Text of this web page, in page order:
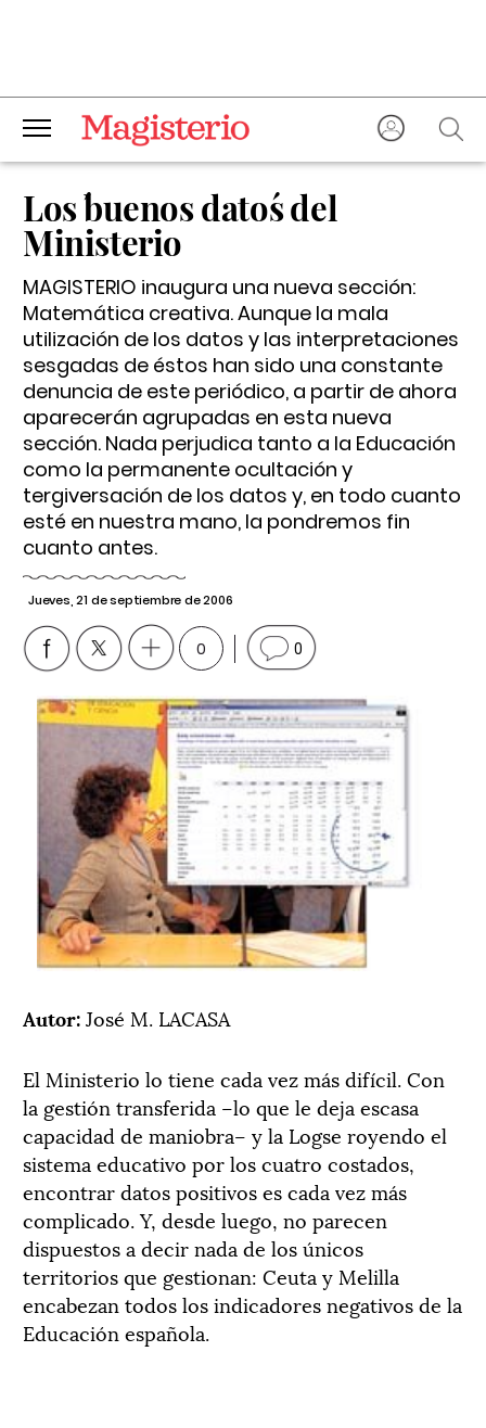
Los ´buenos datos´ del
Ministerio
MAGISTERIO inaugura una nueva sección:
Matemática creativa. Aunque la mala
utilización de los datos y las interpretaciones
sesgadas de éstos han sido una constante
denuncia de este periódico, a partir de ahora
aparecerán agrupadas en esta nueva
sección. Nada perjudica tanto a la Educación
como la permanente ocultación y
tergiversación de los datos y, en todo cuanto
esté en nuestra mano, la pondremos fin
cuanto antes.
Jueves, 21 de septiembre de 2006
0 0
Autor:José M. LACASA
El Ministerio lo tiene cada vez más difícil. Con
la gestión transferida –lo que le deja escasa
capacidad de maniobra– y la Logse royendo el
sistema educativo por los cuatro costados,
encontrar datos positivos es cada vez más
complicado. Y, desde luego, no parecen
dispuestos a decir nada de los únicos
territorios que gestionan: Ceuta y Melilla
encabezan todos los indicadores negativos de la
Educación española.